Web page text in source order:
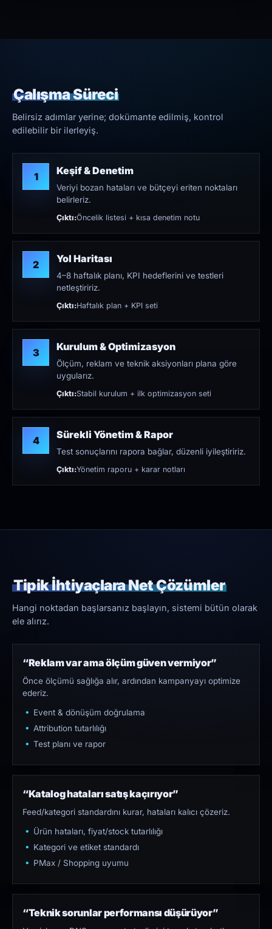
Çalışma Süreci
Belirsiz adımlar yerine; dokümante edilmiş, kontrol
edilebilir bir ilerleyiş.
1 Keşif & Denetim
Veriyi bozan hataları ve bütçeyi eriten noktaları
belirleriz.
Çıktı:Öncelik listesi + kısa denetim notu
2 Yol Haritası
4–8 haftalık planı, KPI hedeflerini ve testleri
netleştiririz.
Çıktı:Haftalık plan + KPI seti
3 Kurulum & Optimizasyon
Ölçüm, reklam ve teknik aksiyonları plana göre
uygularız.
Çıktı:Stabil kurulum + ilk optimizasyon seti
4 Sürekli Yönetim & Rapor
Test sonuçlarını rapora bağlar, düzenli iyileştiririz.
Çıktı:Yönetim raporu + karar notları
Tipik İhtiyaçlara Net Çözümler
Hangi noktadan başlarsanız başlayın, sistemi bütün olarak
ele alırız.
“Reklam var ama ölçüm güven vermiyor”
Önce ölçümü sağlığa alır, ardından kampanyayı optimize
ederiz.
Event & dönüşüm doğrulama
Attribution tutarlılığı
Test planı ve rapor
“Katalog hataları satış kaçırıyor”
Feed/kategori standardını kurar, hataları kalıcı çözeriz.
Ürün hataları, fiyat/stock tutarlılığı
Kategori ve etiket standardı
PMax / Shopping uyumu
“Teknik sorunlar performansı düşürüyor”